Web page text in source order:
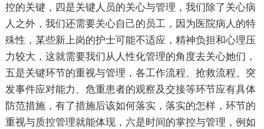
控的关键，四是关键人员的关心与管理，我们除了关心病
人之外，我们还需要关心自己的员工，因为医院病人的特
殊性，某些新上岗的护士可能不适应，精神负担和心理压
力较大，这就需要我们从人性化管理的角度去关心她们，
五是关键环节的重视与管理，各工作流程、抢救流程、突
发事件应对能力、危重患者的观察及交接等环节应有具体
防范措施，有了措施后该如何落实，落实的怎样，环节的
重视与质控管理就能体现，六是时间的掌控与管理，例如